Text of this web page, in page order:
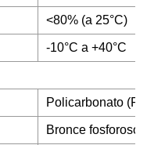
<80% (a 25°C)
-10°C a +40°C
Policarbonato
Bronce fosforoso